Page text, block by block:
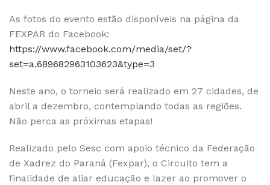
As fotos do evento estão disponíveis na página da
FEXPAR do Facebook:
https://www.facebook.com/media/set/?
set=a.689682963103623&type=3
Neste ano, o torneio será realizado em 27 cidades, de
abril a dezembro, contemplando todas as regiões.
Não perca as próximas etapas!
Realizado pelo Sesc com apoio técnico da Federação
de Xadrez do Paraná (Fexpar), o Circuito tem a
finalidade de aliar educação e lazer ao promover o